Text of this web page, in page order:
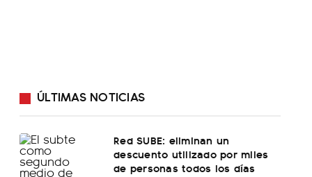
ÚLTIMAS NOTICIAS
Red SUBE: eliminan un
descuento utilizado por miles
de personas todos los días